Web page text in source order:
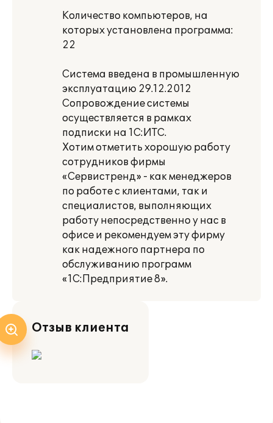
Количество компьютеров, на
которых установлена программа:
22
Система введена в промышленную
эксплуатацию 29.12.2012
Сопровождение системы
осуществляется в рамках
подписки на 1С:ИТС.
Хотим отметить хорошую работу
сотрудников фирмы
«Сервистренд» - как менеджеров
по работе с клиентами, так и
специалистов, выполняющих
работу непосредственно у нас в
офисе и рекомендуем эту фирму
как надежного партнера по
обслуживанию программ
«1С:Предприятие 8».
Отзыв клиента